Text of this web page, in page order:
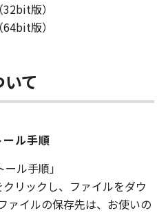
版）
版）
て
ル手順
ル手順」
リックし、ファイルをダウ
ァイルの保存先は、お使いの